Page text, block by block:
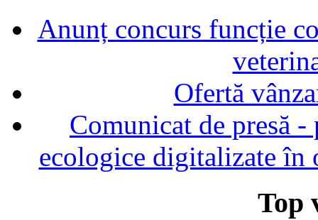
Anunț concurs funcție
Ofertă
Comunicat de presă
ecologice digitalizate în
Top